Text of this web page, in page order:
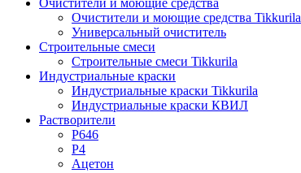
Очистители и моющие средства Tikkurila
Универсальный очиститель
Строительные смеси
Строительные смеси Tikkurila
Индустриальные краски
Индустриальные краски Tikkurila
Индустриальные краски КВИЛ
Растворители
P646
P4
Ацетон